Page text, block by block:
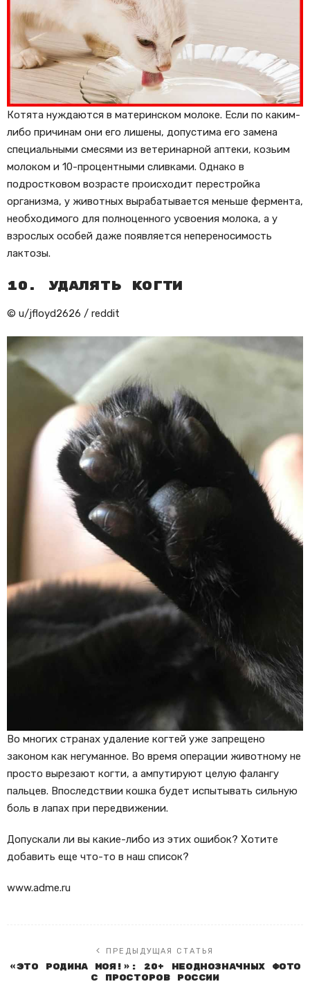
Котята нуждаются в материнском молоке. Если по каким-
либо причинам они его лишены, допустима его замена
специальными смесями из ветеринарной аптеки, козьим
молоком и 10-процентными сливками. Однако в
подростковом возрасте происходит перестройка
организма, у животных вырабатывается меньше фермента,
необходимого для полноценного усвоения молока, а у
взрослых особей даже появляется непереносимость
лактозы.
10. Удалять когти
© u/jfloyd2626 / reddit
Во многих странах удаление когтей уже запрещено
законом как негуманное. Во время операции животному не
просто вырезают когти, а ампутируют целую фалангу
пальцев. Впоследствии кошка будет испытывать сильную
боль в лапах при передвижении.
Допускали ли вы какие-либо из этих ошибок? Хотите
добавить еще что-то в наш список?
www.adme.ru
ПРЕДЫДУЩАЯ СТАТЬЯ
«Это родина моя!»: 20+ неоднозначных фото
с просторов России